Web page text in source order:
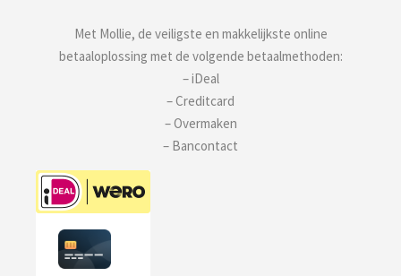
Met Mollie, de veiligste en makkelijkste online
betaaloplossing met de volgende betaalmethoden:
– iDeal
– Creditcard
– Overmaken
– Bancontact